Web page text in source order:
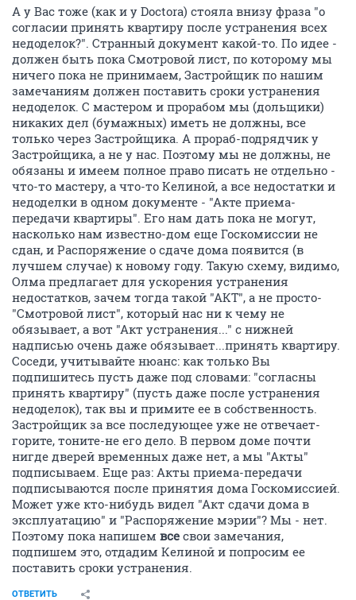
А у Вас тоже (как и у Doctora) стояла внизу фраза "о
согласии принять квартиру после устранения всех
недоделок?". Странный документ какой-то. По идее -
должен быть пока Смотровой лист, по которому мы
ничего пока не принимаем, Застройщик по нашим
замечаниям должен поставить сроки устранения
недоделок. С мастером и прорабом мы (дольщики)
никаких дел (бумажных) иметь не должны, все
только через Застройщика. А прораб-подрядчик у
Застройщика, а не у нас. Поэтому мы не должны, не
обязаны и имеем полное право писать не отдельно -
что-то мастеру, а что-то Келиной, а все недостатки и
недоделки в одном документе - "Акте приема-
передачи квартиры". Его нам дать пока не могут,
насколько нам известно-дом еще Госкомиссии не
сдан, и Распоряжение о сдаче дома появится (в
лучшем случае) к новому году. Такую схему, видимо,
Олма предлагает для ускорения устранения
недостатков, зачем тогда такой "АКТ", а не просто-
"Смотровой лист", который нас ни к чему не
обязывает, а вот "Акт устранения..." с нижней
надписью очень даже обязывает...принять квартиру.
Соседи, учитывайте нюанс: как только Вы
подпишитесь пусть даже под словами: "согласны
принять квартиру" (пусть даже после устранения
недоделок), так вы и примите ее в собственность.
Застройщик за все последующее уже не отвечает-
горите, тоните-не его дело. В первом доме почти
нигде дверей временных даже нет, а мы "Акты"
подписываем. Еще раз: Акты приема-передачи
подписываются после принятия дома Госкомиссией.
Может уже кто-нибудь видел "Акт сдачи дома в
эксплуатацию" и "Распоряжение мэрии"? Мы - нет.
Поэтому пока напишем все свои замечания,
подпишем это, отдадим Келиной и попросим ее
поставить сроки устранения.
ОТВЕТИТЬ